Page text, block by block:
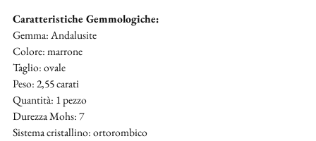
Caratteristiche Gemmologiche:
Gemma: Andalusite
Colore: marrone
Taglio: ovale
Peso: 2,55 carati
Quantità: 1 pezzo
Durezza Mohs: 7
Sistema cristallino: ortorombico